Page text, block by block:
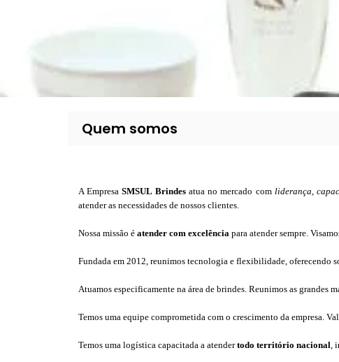
Quem somos
A EmpresaSMSUL Brindesatua no mercado com liderança,
atender as necessidades de nossos clientes.
Nossa missão é atender com excelência para atender sempre.
Fundada em 2012, reunimos tecnologia e flexibilidade, oferecendo
Atuamos especificamente na área de brindes. Reunimos as grandes
Temos uma equipe comprometida com o crescimento da empresa.
Temos uma logística capacitada a atendertodo território nacional,